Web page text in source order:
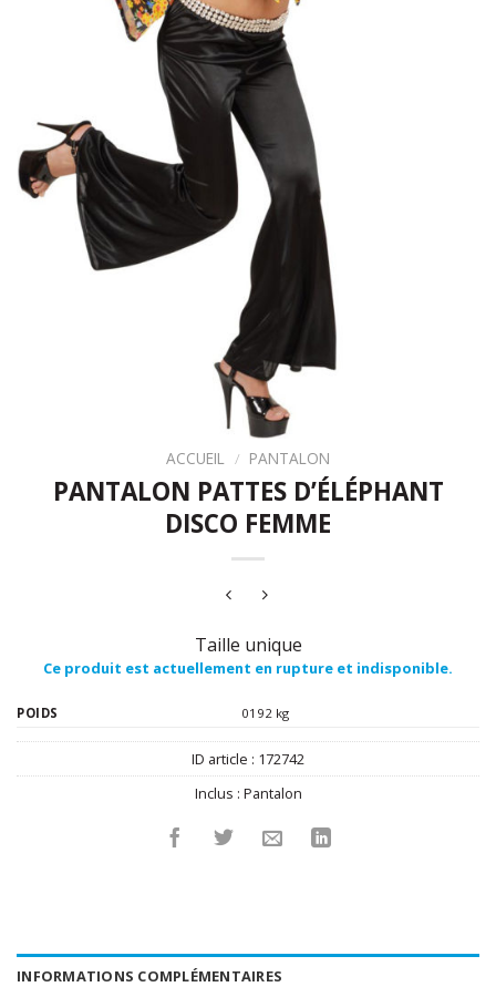
ACCUEIL / PANTALON
PANTALON PATTES D’ÉLÉPHANT
DISCO FEMME
Taille unique
Ce produit est actuellement en rupture et indisponible.
POIDS 0192 kg
ID article : 172742
Inclus : Pantalon
INFORMATIONS COMPLÉMENTAIRES